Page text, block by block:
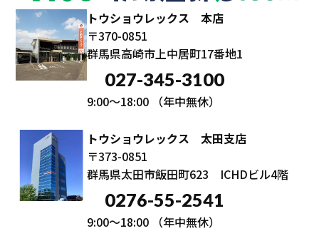
トウショウレックス 本店
〒370-0851
群馬県高崎市上中居町17番地1
027-345-3100
9:00～18:00 （年中無休）
トウショウレックス 太田支店
〒373-0851
群馬県太田市飯田町623 ICHDビル4階
0276-55-2541
9:00～18:00 （年中無休）